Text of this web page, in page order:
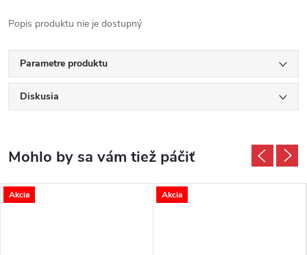
Popis produktu nie je dostupný
Parametre produktu
Diskusia
Akcia Akcia